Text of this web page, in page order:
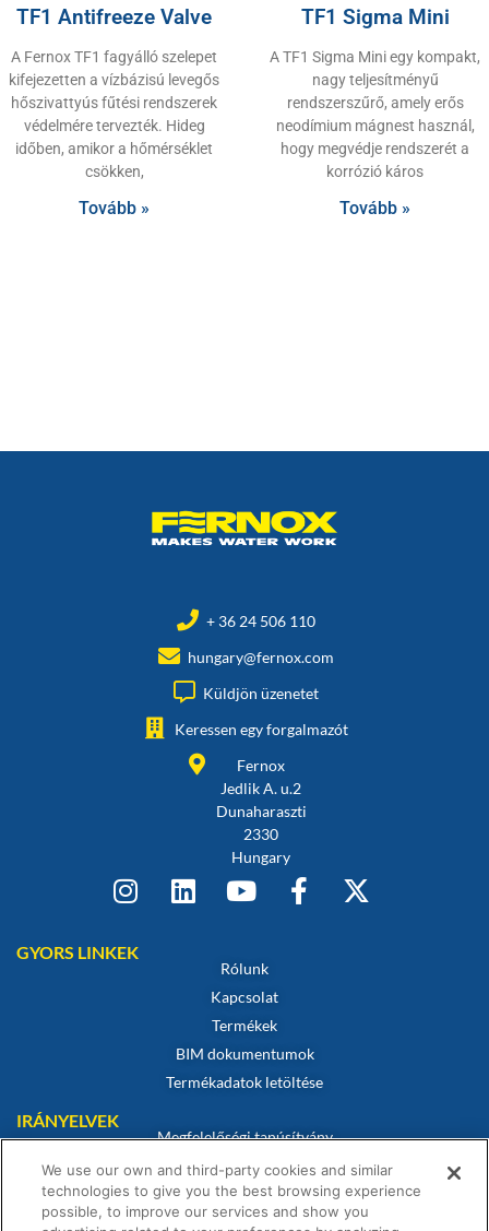
TF1 Antifreeze Valve
A Fernox TF1 fagyálló szelepet
kifejezetten a vízbázisú levegős
hőszivattyús fűtési rendszerek
védelmére tervezték. Hideg
időben, amikor a hőmérséklet
csökken,
Tovább »
TF1 Sigma Mini
A TF1 Sigma Mini egy kompakt,
nagy teljesítményű
rendszerszűrő, amely erős
neodímium mágnest használ,
hogy megvédje rendszerét a
korrózió káros
Tovább »
+ 36 24 506 110
hungary@fernox.com
Küldjön üzenetet
Keressen egy forgalmazót
Fernox
Jedlik A. u.2
Dunaharaszti
2330
Hungary
GYORS LINKEK
Rólunk
Kapcsolat
Termékek
BIM dokumentumok
Termékadatok letöltése
IRÁNYELVEK
Megfelelőségi tanúsítvány
Sütikre vonatkozó szabályzat
Jogi nyilatkozat
Adatvédelmi irányelvek
We use our own and third-party cookies and similar
technologies to give you the best browsing experience
possible, to improve our services and show you